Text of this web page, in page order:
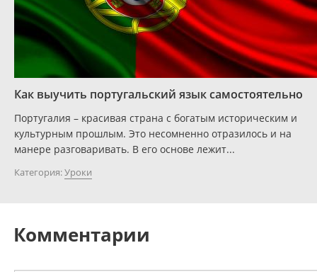
Как выучить португальский язык самостоятельно
Португалия – красивая страна с богатым историческим и
культурным прошлым. Это несомненно отразилось и на
манере разговаривать. В его основе лежит...
Категория:Уроки
Комментарии